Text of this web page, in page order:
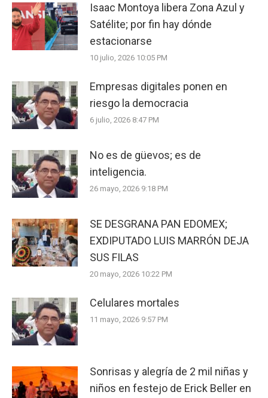
Isaac Montoya libera Zona Azul y
Satélite; por fin hay dónde
estacionarse
10 julio, 2026 10:05 PM
Empresas digitales ponen en
riesgo la democracia
6 julio, 2026 8:47 PM
No es de güevos; es de
inteligencia.
26 mayo, 2026 9:18 PM
SE DESGRANA PAN EDOMEX;
EXDIPUTADO LUIS MARRÓN DEJA
SUS FILAS
20 mayo, 2026 10:22 PM
Celulares mortales
11 mayo, 2026 9:57 PM
Sonrisas y alegría de 2 mil niñas y
niños en festejo de Erick Beller en